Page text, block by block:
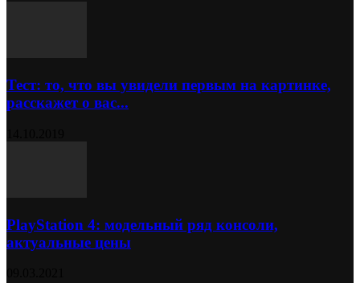
Тест: то, что вы увидели первым на картинке,
расскажет о вас...
PlayStation 4: модельный ряд консоли,
актуальные цены